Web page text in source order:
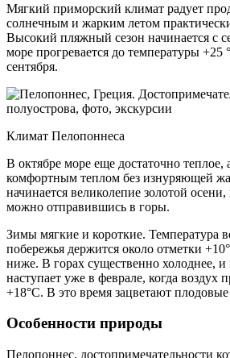
Мягкий приморский климат радует
солнечным и жарким летом
Высокий пляжный сезон начинается с
море прогревается до температуры +25
сентября.
Климат Пелопоннеса
В октябре море еще достаточно теплое,
комфортным теплом без изнуряющей
начинается великолепие золотой
можно отправившись в горы.
Зимы мягкие и короткие. Температура
побережья держится около отметки
ниже. В горах существенно холоднее, и
наступает уже в феврале, когда воздух
+18°С. В это время зацветают
Особенности природы
Пелопоннес, достопримечательности